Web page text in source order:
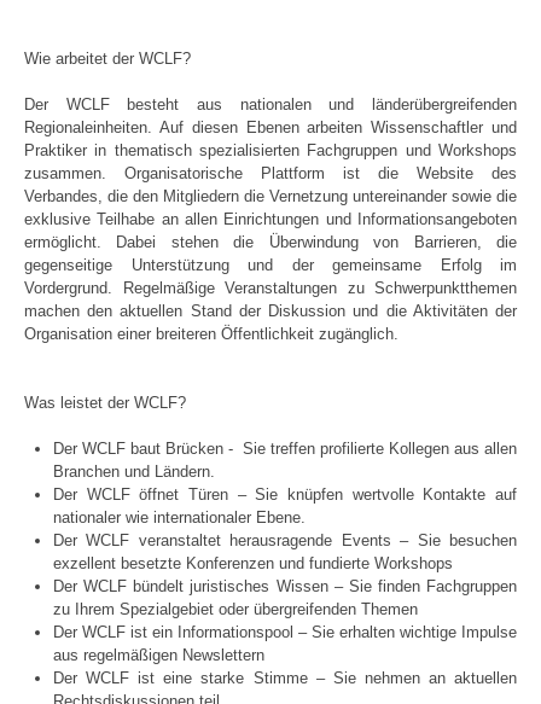
Wie arbeitet der WCLF?
Der WCLF besteht aus nationalen und länderübergreifenden
Regionaleinheiten. Auf diesen Ebenen arbeiten Wissenschaftler und
Praktiker in thematisch spezialisierten Fachgruppen und Workshops
zusammen. Organisatorische Plattform ist die Website des
Verbandes, die den Mitgliedern die Vernetzung untereinander sowie die
exklusive Teilhabe an allen Einrichtungen und Informationsangeboten
ermöglicht. Dabei stehen die Überwindung von Barrieren, die
gegenseitige Unterstützung und der gemeinsame Erfolg im
Vordergrund. Regelmäßige Veranstaltungen zu Schwerpunktthemen
machen den aktuellen Stand der Diskussion und die Aktivitäten der
Organisation einer breiteren Öffentlichkeit zugänglich.
Was leistet der WCLF?
Der WCLF baut Brücken - Sie treffen profilierte Kollegen aus allen
Branchen und Ländern.
Der WCLF öffnet Türen – Sie knüpfen wertvolle Kontakte auf
nationaler wie internationaler Ebene.
Der WCLF veranstaltet herausragende Events – Sie besuchen
exzellent besetzte Konferenzen und fundierte Workshops
Der WCLF bündelt juristisches Wissen – Sie finden Fachgruppen
zu Ihrem Spezialgebiet oder übergreifenden Themen
Der WCLF ist ein Informationspool – Sie erhalten wichtige Impulse
aus regelmäßigen Newslettern
Der WCLF ist eine starke Stimme – Sie nehmen an aktuellen